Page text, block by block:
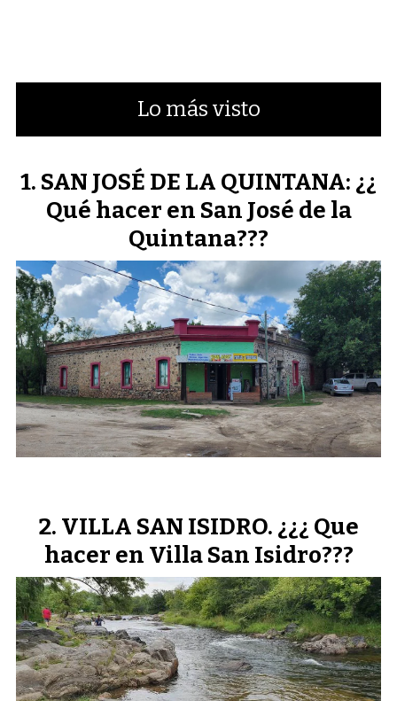
Lo más visto
SAN JOSÉ DE LA QUINTANA: ¿¿
Qué hacer en San José de la
Quintana???
VILLA SAN ISIDRO. ¿¿¿ Que
hacer en Villa San Isidro???